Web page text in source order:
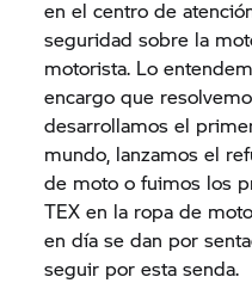
en el centro de
seguridad sobre la
motorista. Lo
encargo que
desarrollamos el
mundo, lanzamos el
de moto o fuimos los
TEX en la ropa de
en día se dan por
seguir por esta senda.